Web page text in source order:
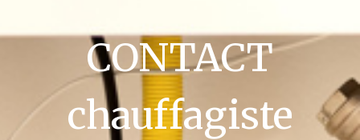
CONTACT
chauffagiste